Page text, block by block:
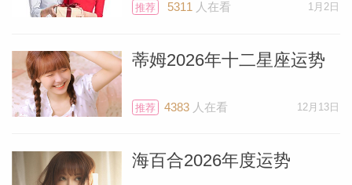
推荐 5311 人在看 1月2日
蒂姆2026年十二星座运势
推荐 4383人在看 12月13日
海百合2026年度运势